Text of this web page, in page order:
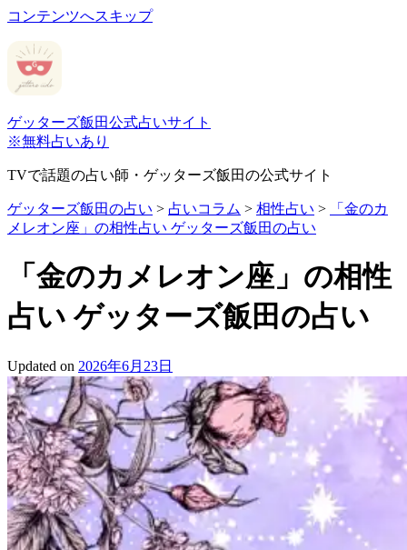
コンテンツへスキップ
ゲッターズ飯田公式占いサイト
※無料占いあり
TVで話題の占い師・ゲッターズ飯田の公式サイト
ゲッターズ飯田の占い > 占いコラム > 相性占い >
「金のカ
メレオン座」の相性占い ゲッターズ飯田の占い
「金のカメレオン座」の相性
占い ゲッターズ飯田の占い
Updated on 2026年6月23日